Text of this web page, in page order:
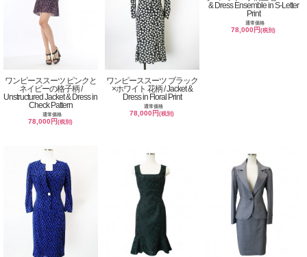
ワンピーススーツ ピンクと
ネイビーの格子柄 /
Unstructured Jacket & Dress in
Check Pattern
通常価格
78,000円(税別)
ワンピーススーツ ブラック
×ホワイト 花柄 / Jacket &
Dress in Floral Print
通常価格
78,000円(税別)
& Dress Ensemble in S-Letter
Print
通常価格
78,000円(税別)